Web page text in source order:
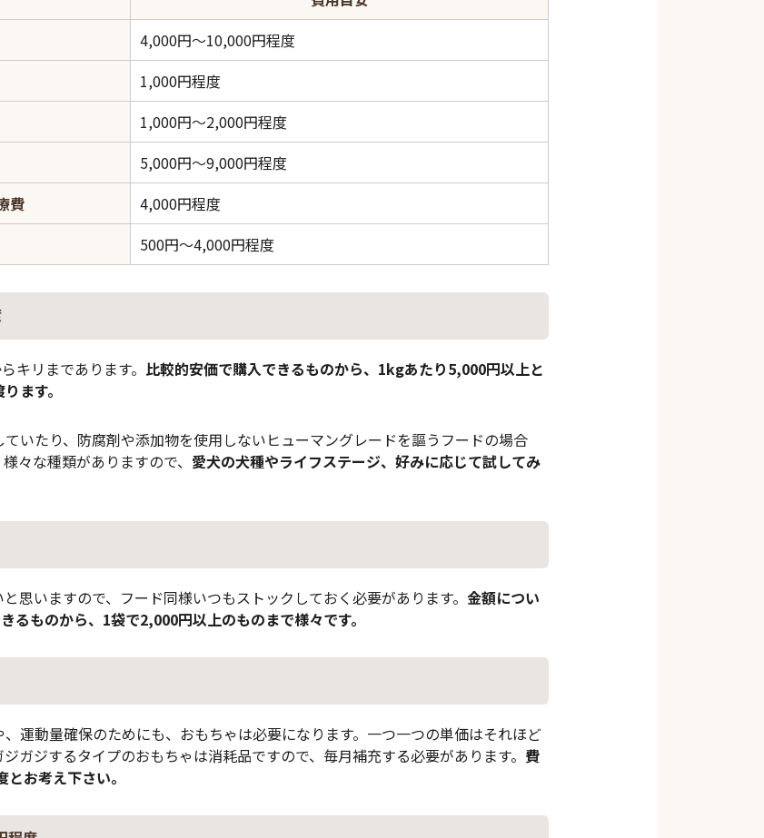
4,000円～10,000円程度
1,000円程度
1,000円～2,000円程度
5,000円～9,000円程度
費
4,000円程度
500円～4,000円程度
キリまであります。 比較的安価で購入できるものから、1kgあたり5,000円以上と
ます。
いたり、防腐剤や添加物を使用しないヒューマングレードを謳うフードの場合
々な種類がありますので、 愛犬の犬種やライフステージ、好みに応じて試してみ
思いますので、フード同様いつもストックしておく必要があります。 金額につい
るものから、1袋で2,000円以上のものまで様々です。
運動量確保のためにも、おもちゃは必要になります。一つ一つの単価はそれほど
ガジするタイプのおもちゃは消耗品ですので、毎月補充する必要があります。 費
お考え下さい。